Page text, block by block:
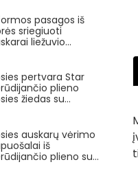
pasagos iš
sriegiuoti
liežuvio
pertvara Star
plieno
žiedas su
auskarų vėrimo
iš
plieno su